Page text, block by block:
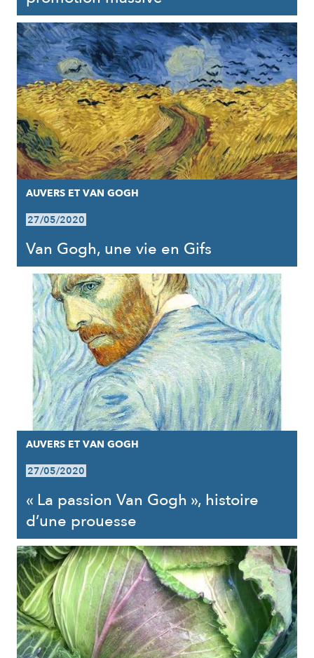
AUVERS ET VAN GOGH
27/05/2020
Van Gogh, une vie en Gifs
AUVERS ET VAN GOGH
27/05/2020
« La passion Van Gogh », histoire
d’une prouesse